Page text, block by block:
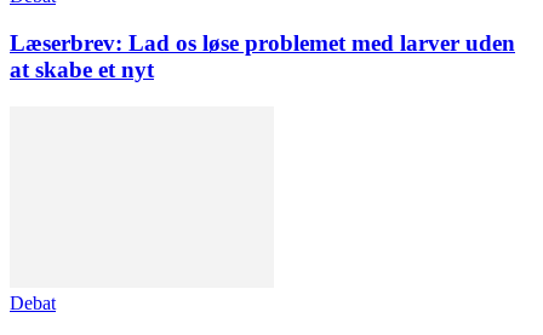
Læserbrev: Lad os løse problemet med larver uden
at skabe et nyt
Debat